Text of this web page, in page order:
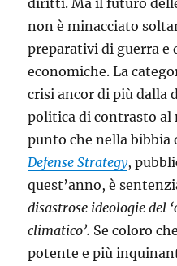
non è minacciato
preparativi di guerra e
economiche. La
crisi ancor di più dalla
politica di contrasto al
punto che nella bibbia
Defense Strategy,
quest’anno, è
disastrose ideologie del
climatico’. Se coloro
potente e più